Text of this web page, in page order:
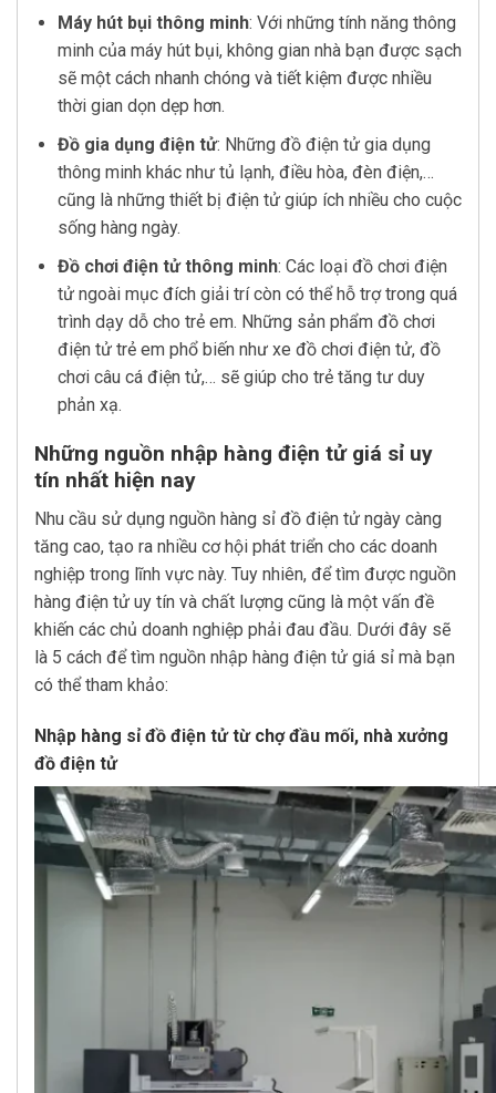
Máy hút bụi thông minh: Với những tính năng thông
minh của máy hút bụi, không gian nhà bạn được sạch
sẽ một cách nhanh chóng và tiết kiệm được nhiều
thời gian dọn dẹp hơn.
Đồ gia dụng điện tử: Những đồ điện tử gia dụng
thông minh khác như tủ lạnh, điều hòa, đèn điện,…
cũng là những thiết bị điện tử giúp ích nhiều cho cuộc
sống hàng ngày.
Đồ chơi điện tử thông minh: Các loại đồ chơi điện
tử ngoài mục đích giải trí còn có thể hỗ trợ trong quá
trình dạy dỗ cho trẻ em. Những sản phẩm đồ chơi
điện tử trẻ em phổ biến như xe đồ chơi điện tử, đồ
chơi câu cá điện tử,… sẽ giúp cho trẻ tăng tư duy
phản xạ.
Những nguồn nhập hàng điện tử giá sỉ uy
tín nhất hiện nay
Nhu cầu sử dụng nguồn hàng sỉ đồ điện tử ngày càng
tăng cao, tạo ra nhiều cơ hội phát triển cho các doanh
nghiệp trong lĩnh vực này. Tuy nhiên, để tìm được nguồn
hàng điện tử uy tín và chất lượng cũng là một vấn đề
khiến các chủ doanh nghiệp phải đau đầu. Dưới đây sẽ
là 5 cách để tìm nguồn nhập hàng điện tử giá sỉ mà bạn
có thể tham khảo:
Nhập hàng sỉ đồ điện tử từ chợ đầu mối, nhà xưởng
đồ điện tử